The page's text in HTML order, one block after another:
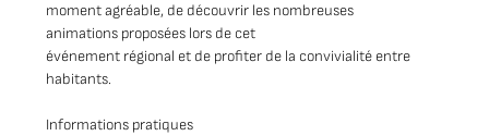
moment agréable, de découvrir les nombreuses
animations proposées lors de cet
événement régional et de profiter de la convivialité entre
habitants.
Informations pratiques